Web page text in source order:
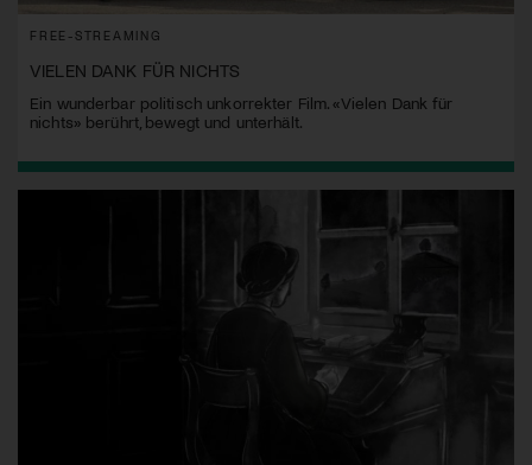
FREE-STREAMING
VIELEN DANK FÜR NICHTS
Ein wunderbar politisch unkorrekter Film. «Vielen Dank für
nichts» berührt, bewegt und unterhält.